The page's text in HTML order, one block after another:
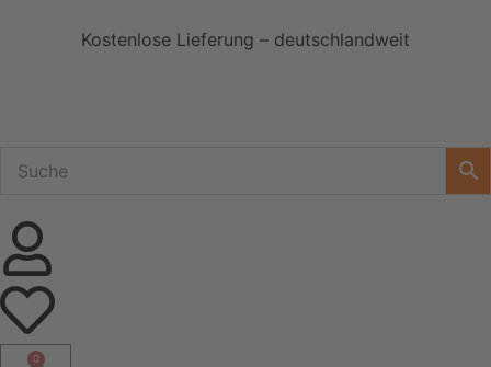
Kostenlose Lieferung – deutschlandweit
0